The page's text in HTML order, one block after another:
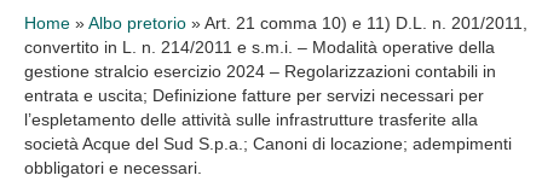
Home » Albo pretorio » Art. 21 comma 10) e 11) D.L. n. 201/2011,
convertito in L. n. 214/2011 e s.m.i. – Modalità operative della
gestione stralcio esercizio 2024 – Regolarizzazioni contabili in
entrata e uscita; Definizione fatture per servizi necessari per
l’espletamento delle attività sulle infrastrutture trasferite alla
società Acque del Sud S.p.a.; Canoni di locazione; adempimenti
obbligatori e necessari.